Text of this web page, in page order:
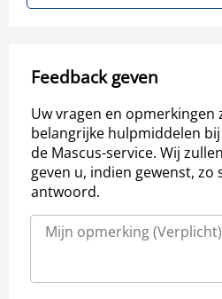
Feedback geven
Uw vragen en opmerkingen
belangrijke hulpmiddelen
de Mascus-service. Wij
geven u, indien gewenst, zo
antwoord.